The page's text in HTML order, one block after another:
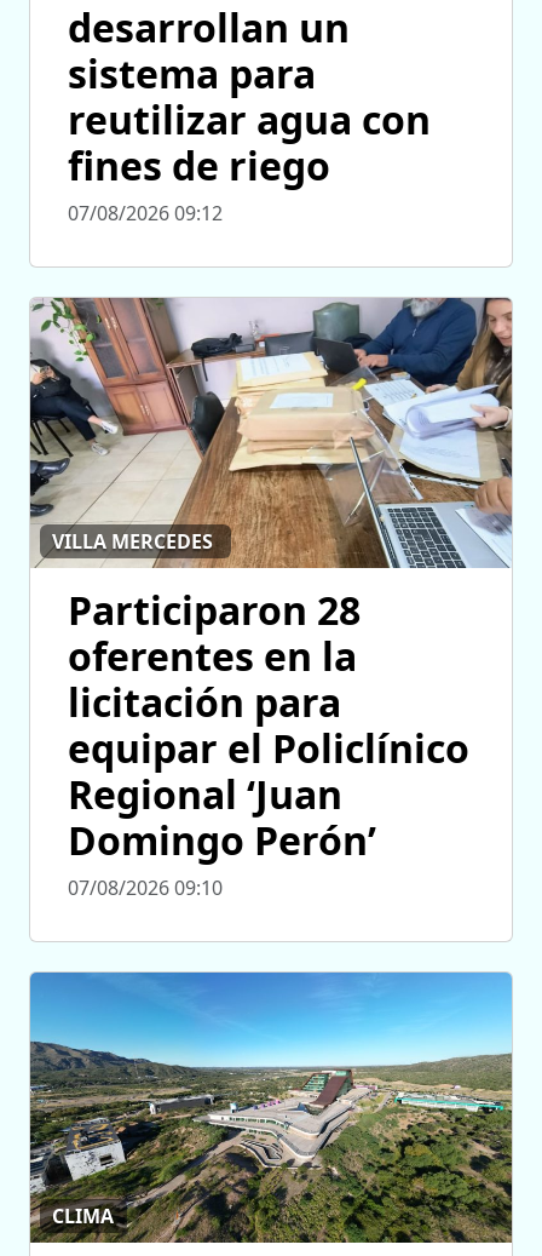
desarrollan un
sistema para
reutilizar agua con
fines de riego
07/08/2026 09:12
VILLA MERCEDES
Participaron 28
oferentes en la
licitación para
equipar el Policlínico
Regional ‘Juan
Domingo Perón’
07/08/2026 09:10
CLIMA